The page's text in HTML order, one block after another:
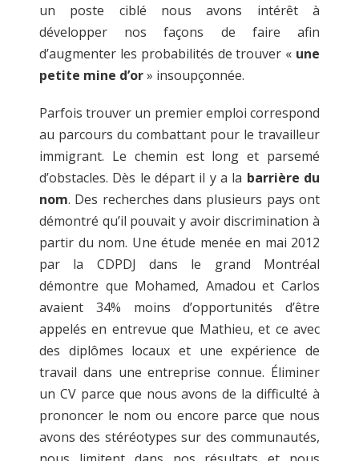
un poste ciblé nous avons intérêt à
développer nos façons de faire afin
d’augmenter les probabilités de trouver « une
petite mine d’or» insoupçonnée.
Parfois trouver un premier emploi correspond
au parcours du combattant pour le travailleur
immigrant. Le chemin est long et parsemé
d’obstacles. Dès le départ il y a la barrière du
nom. Des recherches dans plusieurs pays ont
démontré qu’il pouvait y avoir discrimination à
partir du nom. Une étude menée en mai 2012
par la CDPDJ dans le grand Montréal
démontre que Mohamed, Amadou et Carlos
avaient 34% moins d’opportunités d’être
appelés en entrevue que Mathieu, et ce avec
des diplômes locaux et une expérience de
travail dans une entreprise connue. Éliminer
un CV parce que nous avons de la difficulté à
prononcer le nom ou encore parce que nous
avons des stéréotypes sur des communautés,